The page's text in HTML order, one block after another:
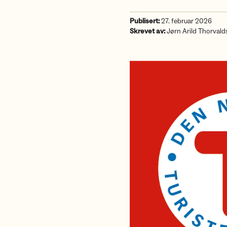
Publisert:27. februar 2026
Skrevet av:Jørn Arild